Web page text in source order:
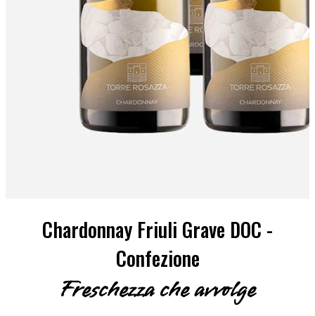
Chardonnay Friuli Grave DOC -
Confezione
Freschezza che avvolge